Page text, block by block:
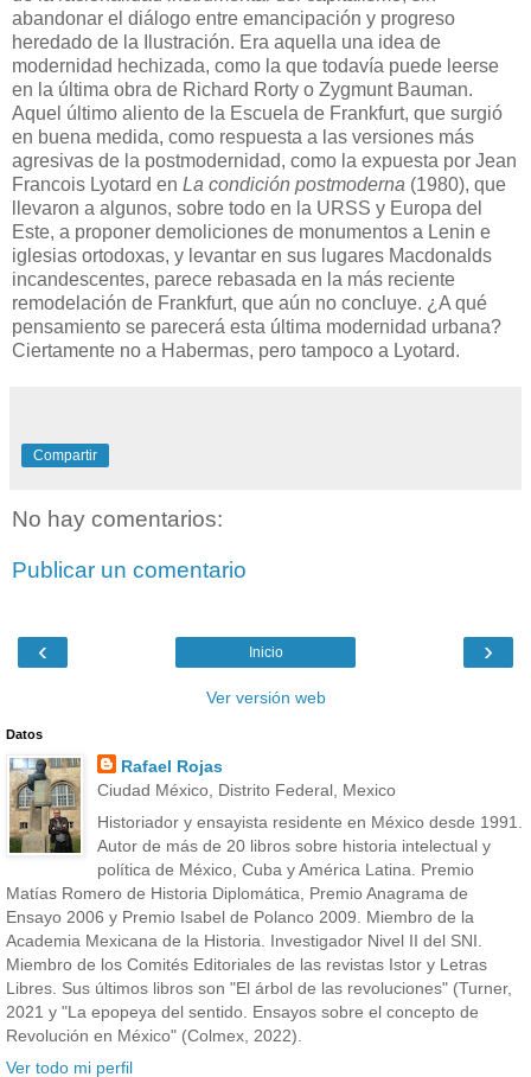
abandonar el diálogo entre emancipación y progreso
heredado de la Ilustración. Era aquella una idea de
modernidad hechizada, como la que todavía puede leerse
en la última obra de Richard Rorty o Zygmunt Bauman.
Aquel último aliento de la Escuela de Frankfurt, que surgió
en buena medida, como respuesta a las versiones más
agresivas de la postmodernidad, como la expuesta por Jean
Francois Lyotard en La condición postmoderna (1980), que
llevaron a algunos, sobre todo en la URSS y Europa del
Este, a proponer demoliciones de monumentos a Lenin e
iglesias ortodoxas, y levantar en sus lugares Macdonalds
incandescentes, parece rebasada en la más reciente
remodelación de Frankfurt, que aún no concluye. ¿A qué
pensamiento se parecerá esta última modernidad urbana?
Ciertamente no a Habermas, pero tampoco a Lyotard.
Compartir
No hay comentarios:
Publicar un comentario
‹ ›
Inicio
Ver versión web
Datos
Rafael Rojas
Ciudad México, Distrito Federal, Mexico
Historiador y ensayista residente en México desde 1991.
Autor de más de 20 libros sobre historia intelectual y
política de México, Cuba y América Latina. Premio
Matías Romero de Historia Diplomática, Premio Anagrama de
Ensayo 2006 y Premio Isabel de Polanco 2009. Miembro de la
Academia Mexicana de la Historia. Investigador Nivel II del SNI.
Miembro de los Comités Editoriales de las revistas Istor y Letras
Libres. Sus últimos libros son "El árbol de las revoluciones" (Turner,
2021 y "La epopeya del sentido. Ensayos sobre el concepto de
Revolución en México" (Colmex, 2022).
Ver todo mi perfil